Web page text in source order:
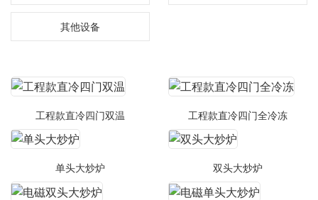
其他设备
工程款直冷四门双温 工程款直冷四门全冷冻
单头大炒炉 双头大炒炉